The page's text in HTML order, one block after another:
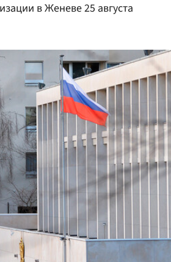
в Женеве 25 августа